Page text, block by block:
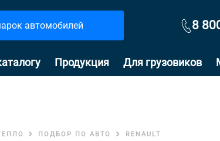
автомобилей 8
Продукция Для грузовиков
ПОДБОР ПО АВТО RENAULT